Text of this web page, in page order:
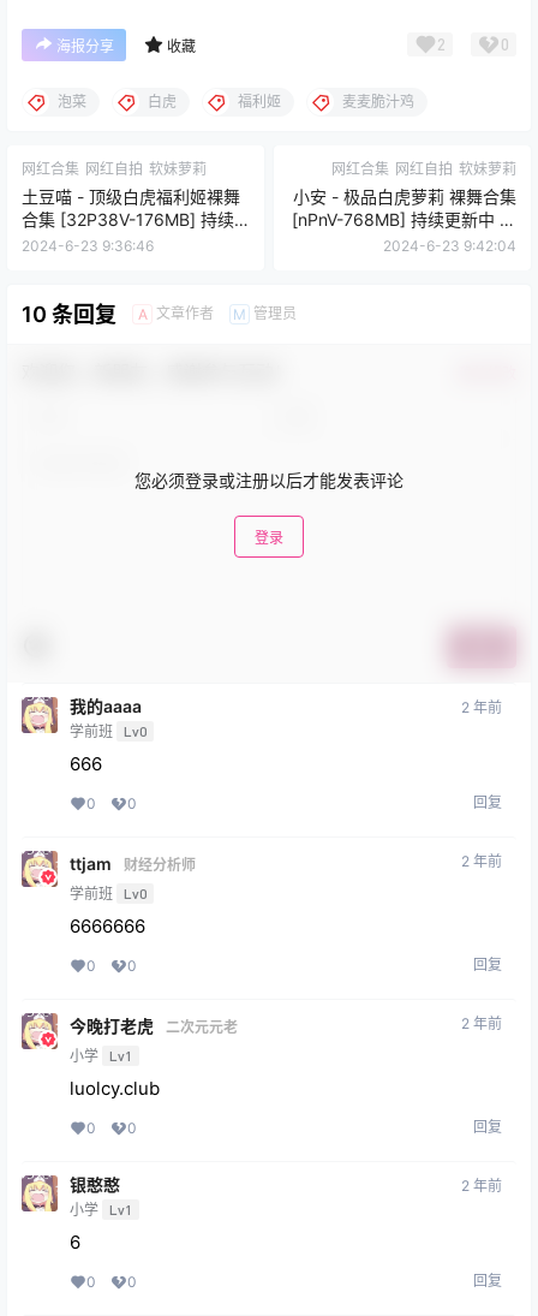
海报分享 收藏 2 0
泡菜 白虎 福利姬 麦麦脆汁鸡
网红合集 网红自拍 软妹萝莉
土豆喵 - 顶级白虎福利姬裸舞
合集 [32P38V-176MB] 持续
更新中 百度云
2024-6-23 9:36:46
网红合集 网红自拍 软妹萝莉
小安 - 极品白虎萝莉 裸舞合集
[nPnV-768MB] 持续更新中 百
度云
2024-6-23 9:42:04
10 条回复 A 文章作者 M 管理员
您必须登录或注册以后才能发表评论
登录
我的aaaa
学前班 Lv0
2 年前
666
0 0 回复
ttjam
财经分析师
学前班 Lv0
2 年前
6666666
0 0 回复
今晚打老虎
二次元元老
小学 Lv1
2 年前
luolcy.club
0 0 回复
银憨憨
小学 Lv1
2 年前
6
0 0 回复